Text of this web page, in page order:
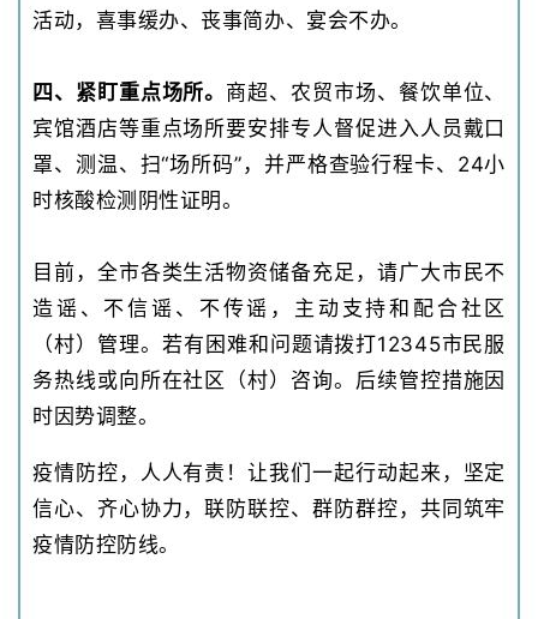
活动，喜事缓办、丧事简办、宴会不办。
四、紧盯重点场所。 商超、农贸市场、餐饮单位、
宾馆酒店等重点场所要安排专人督促进入人员戴口
罩、测温、扫“场所码”，并严格查验行程卡、24小
时核酸检测阴性证明。
目前，全市各类生活物资储备充足，请广大市民不
造谣、不信谣、不传谣，主动支持和配合社区
（村）管理。若有困难和问题请拨打12345市民服
务热线或向所在社区（村）咨询。后续管控措施因
时因势调整。
疫情防控，人人有责！让我们一起行动起来，坚定
信心、齐心协力，联防联控、群防群控，共同筑牢
疫情防控防线。